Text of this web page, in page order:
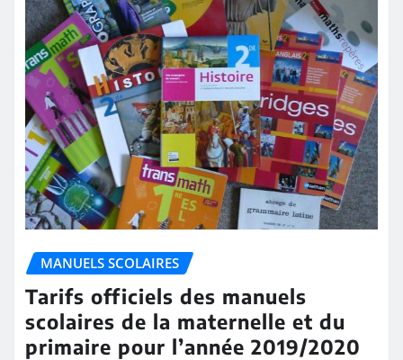
MANUELS SCOLAIRES
Tarifs officiels des manuels
scolaires de la maternelle et du
primaire pour l’année 2019/2020